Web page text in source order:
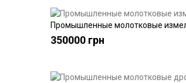
Промышленные молотковые
350000 грн